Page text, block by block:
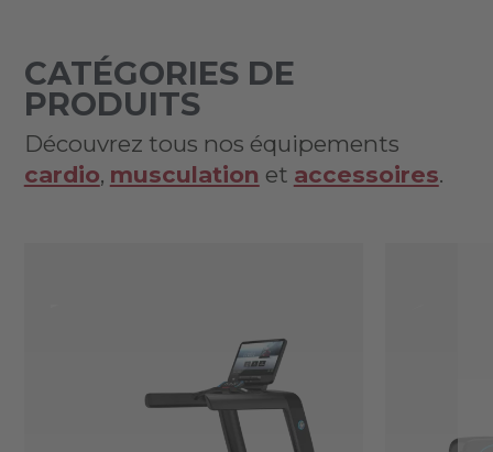
CATÉGORIES DE
PRODUITS
Découvrez tous nos équipements
cardio, musculation et accessoires.